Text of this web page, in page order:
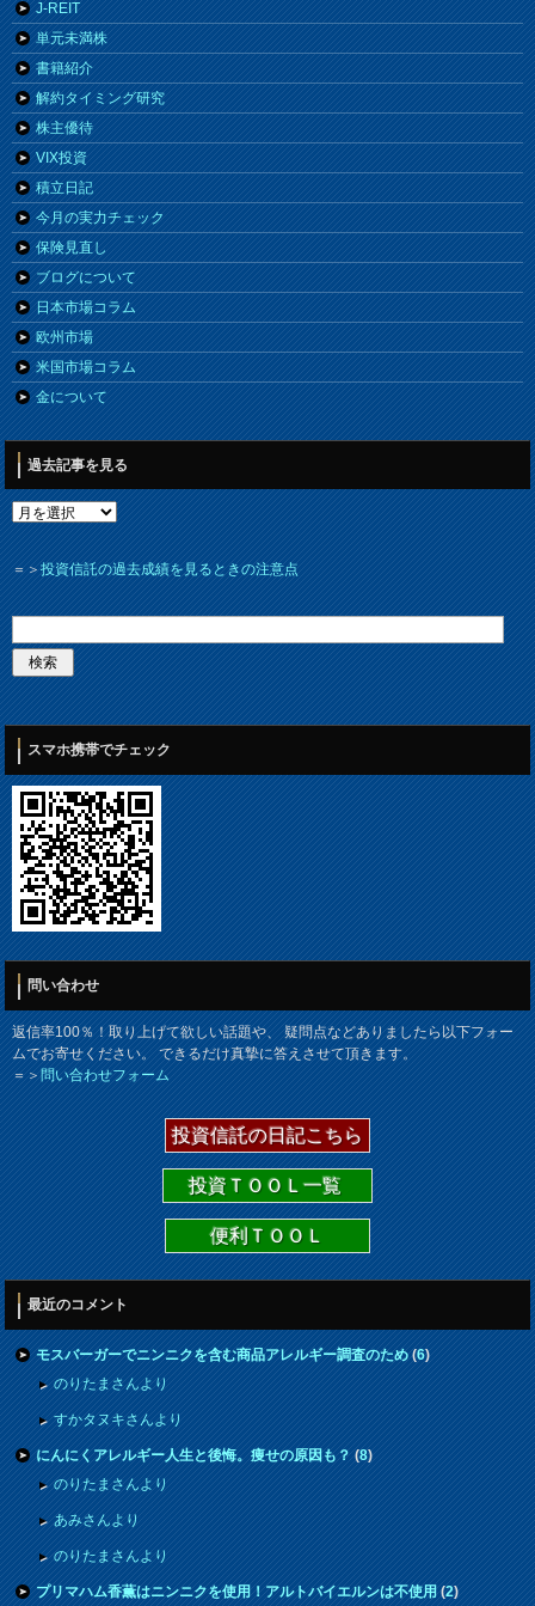
J-REIT
単元未満株
書籍紹介
解約タイミング研究
株主優待
VIX投資
積立日記
今月の実力チェック
保険見直し
ブログについて
日本市場コラム
欧州市場
米国市場コラム
金について
過去記事を見る
＝＞投資信託の過去成績を見るときの注意点
スマホ携帯でチェック
問い合わせ
返信率100％！取り上げて欲しい話題や、 疑問点などありましたら以下フォー
ムでお寄せください。 できるだけ真摯に答えさせて頂きます。
＝＞問い合わせフォーム
投資信託の日記こちら
投資ＴＯＯＬ一覧
便利ＴＯＯＬ
最近のコメント
モスバーガーでニンニクを含む商品アレルギー調査のため(6)
のりたまさんより
すかタヌキさんより
にんにくアレルギー人生と後悔。痩せの原因も？(8)
のりたまさんより
あみさんより
のりたまさんより
プリマハム香薫はニンニクを使用！アルトバイエルンは不使用(2)